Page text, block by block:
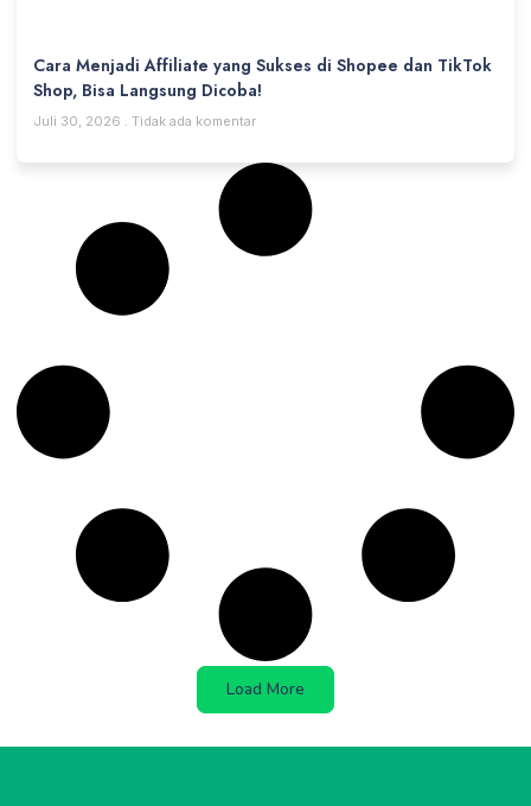
Cara Menjadi Affiliate yang Sukses di Shopee dan TikTok
Shop, Bisa Langsung Dicoba!
Juli 30, 2026 Tidak ada komentar
Load More